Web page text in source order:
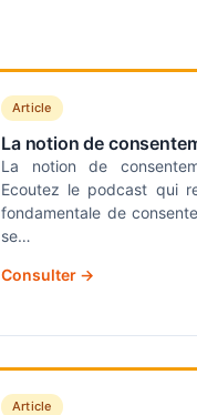
Article
La notion de
La notion de
Ecoutez le podcast qui
fondamentale de
se…
Consulter →
Article